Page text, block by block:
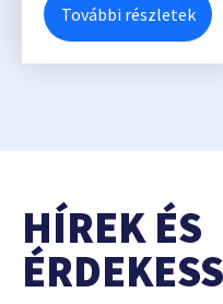
További részletek
HÍREK ÉS